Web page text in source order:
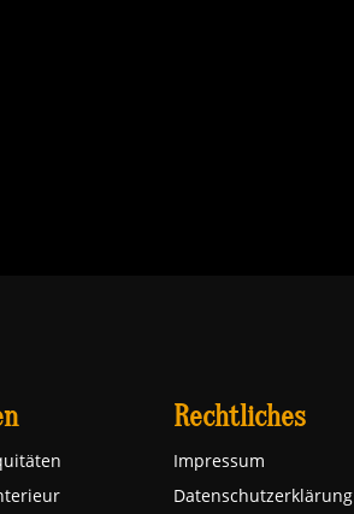
Rechtliches
Impressum
Datenschutzerklärung